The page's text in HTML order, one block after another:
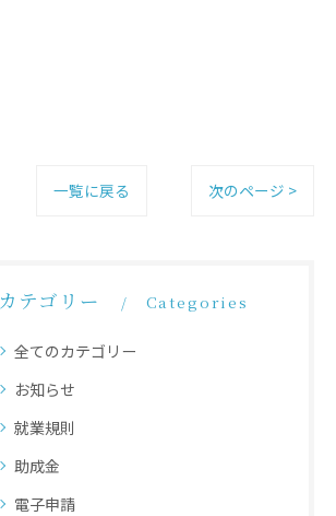
一覧に戻る 次のページ >
カテゴリー Categories
全てのカテゴリー
お知らせ
就業規則
助成金
電子申請